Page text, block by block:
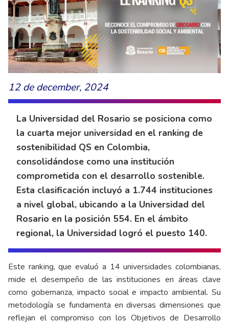
12 de december, 2024
La Universidad del Rosario se posiciona como
la cuarta mejor universidad en el ranking de
sostenibilidad QS en Colombia,
consolidándose como una institución
comprometida con el desarrollo sostenible.
Esta clasificación incluyó a 1.744 instituciones
a nivel global, ubicando a la Universidad del
Rosario en la posición 554. En el ámbito
regional, la Universidad logró el puesto 140.
Este ranking, que evaluó a 14 universidades colombianas,
mide el desempeño de las instituciones en áreas clave
como gobernanza, impacto social e impacto ambiental. Su
metodología se fundamenta en diversas dimensiones que
reflejan el compromiso con los Objetivos de Desarrollo